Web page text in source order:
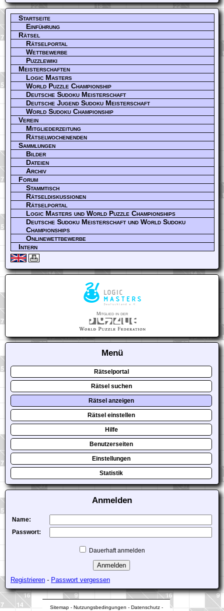
Startseite
Einführung
Rätsel
Rätselportal
Wettbewerbe
Puzzlewiki
Meisterschaften
Logic Masters
World Puzzle Championship
Deutsche Sudoku Meisterschaft
Deutsche Jugend Sudoku Meisterschaft
World Sudoku Championship
Verein
Mitgliederzeitung
Rätselwochenenden
Sammlungen
Bilder
Dateien
Archiv
Forum
Stammtisch
Rätseldiskussionen
Rätselportal
Logic Masters und World Puzzle Championships
Deutsche Sudoku Meisterschaft und World Sudoku
Championships
Onlinewettbewerbe
Intern
Mitglied in der
Menü
Rätselportal
Rätsel suchen
Rätsel anzeigen
Rätsel einstellen
Hilfe
Benutzerseiten
Einstellungen
Statistik
Anmelden
Name:
Passwort:
Dauerhaft anmelden
Registrieren - Passwort vergessen
Sitemap- Nutzungsbedingungen - Datenschutz-